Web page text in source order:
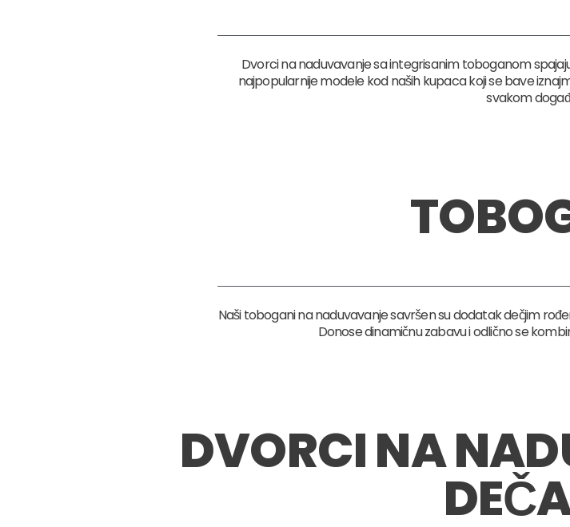
Dvorci na naduvavanje sa integrisanim toboganom
najpopularnije modele kod naših kupaca koji se bave
svakom
Naši tobogani na naduvavanje savršen su dodatak dečjim
Donose dinamičnu zabavu i odlično se
DVORCI NA